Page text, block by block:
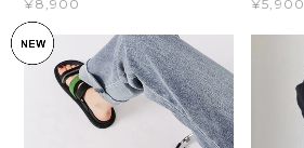
¥8,900
¥5,900